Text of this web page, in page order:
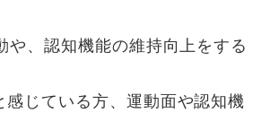
、認知機能の維持向上をする
じている方、運動面や認知機